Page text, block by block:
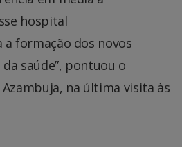
hospital
formação dos novos
saúde”, pontuou o
na última visita às